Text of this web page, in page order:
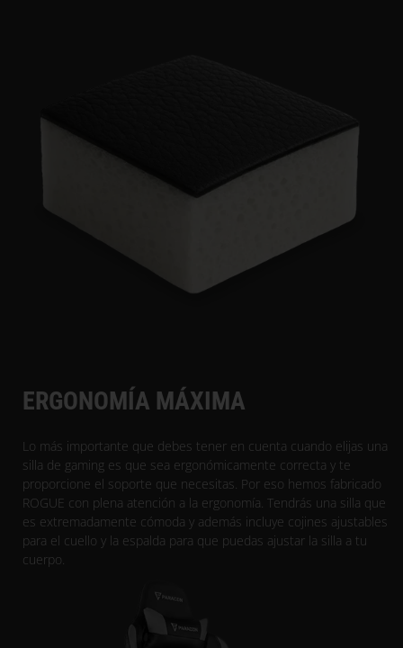
ERGONOMÍA MÁXIMA
Lo más importante que debes tener en cuenta cuando elijas una
silla de gaming es que sea ergonómicamente correcta y te
proporcione el soporte que necesitas. Por eso hemos fabricado
ROGUE con plena atención a la ergonomía. Tendrás una silla que
es extremadamente cómoda y además incluye cojines ajustables
para el cuello y la espalda para que puedas ajustar la silla a tu
cuerpo.